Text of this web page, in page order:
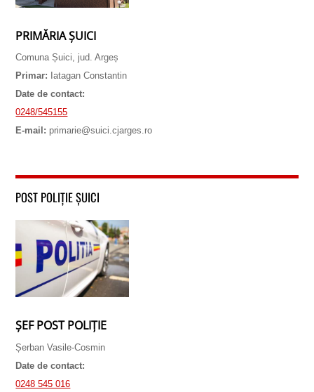
PRIMĂRIA ȘUICI
Comuna Șuici, jud. Argeș
Primar: Iatagan Constantin
Date de contact:
0248/545155
E-mail: primarie@suici.cjarges.ro
POST POLIȚIE ȘUICI
ȘEF POST POLIȚIE
Șerban Vasile-Cosmin
Date de contact:
0248 545 016